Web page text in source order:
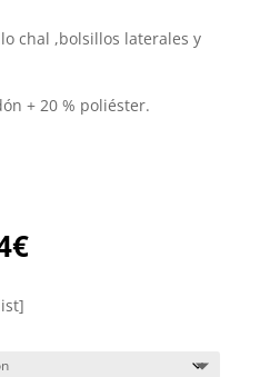
chal ,bolsillos laterales y
+ 20 % poliéster.
€El
precio